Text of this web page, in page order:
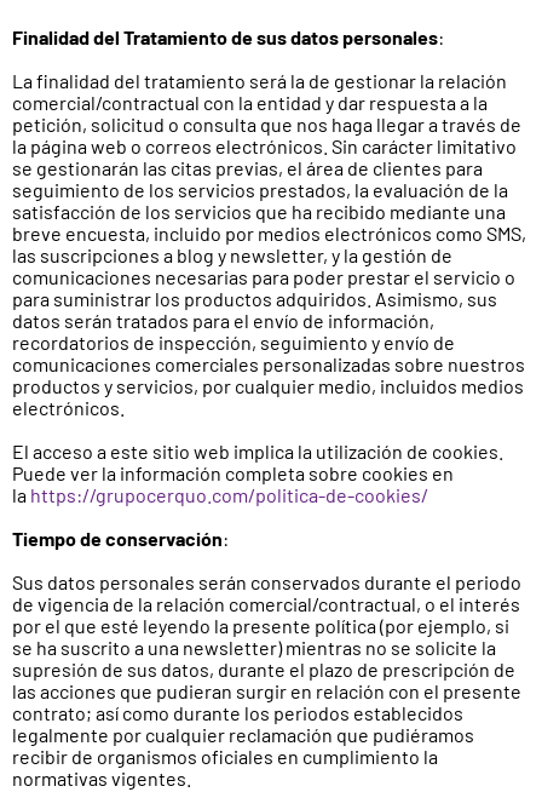
Finalidad del Tratamiento de sus datos personales:
La finalidad del tratamiento será la de gestionar la relación
comercial/contractual con la entidad y dar respuesta a la
petición, solicitud o consulta que nos haga llegar a través de
la página web o correos electrónicos. Sin carácter limitativo
se gestionarán las citas previas, el área de clientes para
seguimiento de los servicios prestados, la evaluación de la
satisfacción de los servicios que ha recibido mediante una
breve encuesta, incluido por medios electrónicos como SMS,
las suscripciones a blog y newsletter, y la gestión de
comunicaciones necesarias para poder prestar el servicio o
para suministrar los productos adquiridos. Asimismo, sus
datos serán tratados para el envío de información,
recordatorios de inspección, seguimiento y envío de
comunicaciones comerciales personalizadas sobre nuestros
productos y servicios, por cualquier medio, incluidos medios
electrónicos.
El acceso a este sitio web implica la utilización de cookies.
Puede ver la información completa sobre cookies en
la https://grupocerquo.com/politica-de-cookies/
Tiempo de conservación:
Sus datos personales serán conservados durante el periodo
de vigencia de la relación comercial/contractual, o el interés
por el que esté leyendo la presente política (por ejemplo, si
se ha suscrito a una newsletter) mientras no se solicite la
supresión de sus datos, durante el plazo de prescripción de
las acciones que pudieran surgir en relación con el presente
contrato; así como durante los periodos establecidos
legalmente por cualquier reclamación que pudiéramos
recibir de organismos oficiales en cumplimiento la
normativas vigentes.